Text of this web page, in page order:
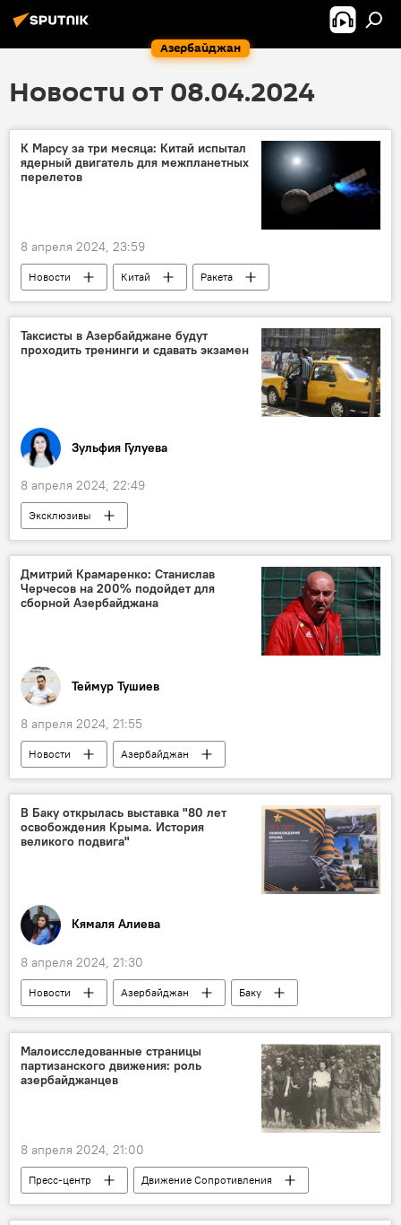
Азербайджан
Новости от 08.04.2024
К Марсу за три месяца: Китай испытал
ядерный двигатель для межпланетных
перелетов
8 апреля 2024, 23:59
Новости Китай
Ракета
Двигатель
Разработка
Марс
Полеты
НАСА
Общество
Космос
экспедиция
Таксисты в Азербайджане будут
проходить тренинги и сдавать экзамен
Зульфия Гулуева
8 апреля 2024, 22:49
Эксклюзивы
Агентство наземного транспорта Азербайджана
Водители
Такси
тренинги
Этика
правила поведения
Учебно-тренировочный центр Агентства наземного транспорта
Общество
Дмитрий Крамаренко: Станислав
Черчесов на 200% подойдет для
сборной Азербайджана
Теймур Тушиев
8 апреля 2024, 21:55
Новости
Азербайджан
Сборная Азербайджана по футболу
Станислав Черчесов
АФФА
Предложение
главный тренер
Дмитрий Крамаренко
ФК "Карабах"
В Баку открылась выставка "80 лет
освобождения Крыма. История
великого подвига"
Кямаля Алиева
8 апреля 2024, 21:30
Новости Азербайджан
Баку
Русский дом
Выставка
Крым
Великая Отечественная война
Операция
Освобождение
Азербайджанцы
посол России в Азербайджане Михаил Евдокимов
Общество
История
Малоисследованные страницы
партизанского движения: роль
азербайджанцев
8 апреля 2024, 21:00
Пресс-центр
Движение Сопротивления
Азербайджанцы
Участие